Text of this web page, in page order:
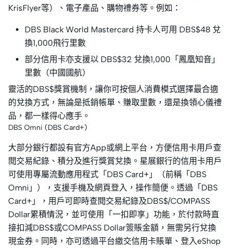
KrisFlyer等）、電子產品、購物禮券等。例如：
DBS Black World Mastercard 持卡人可用 DBS$48 兌
換1,000飛行里數
部分信用卡亦支援以 DBS$32 兌換1,000「鳳凰知音」
里數（中國國航）
靈活的DBS$獎賞機制，讓你可按個人消費模式選擇最合適
的兌換方式，無論是抵銷帳單、賺取里數，還是換領心儀禮
品，都一樣得心應手。
DBS Omni (DBS Card+)
大部分銀行都設有官方App或網上平台，方便信用卡用戶查
閱交易紀錄、積分及進行獎賞兌換。星展銀行的信用卡用戶
可使用專屬流動應用程式「DBS Card+」（前稱「DBS
Omni」），支援手機及網頁登入，操作簡便。透過「DBS
Card+」，用戶可即時查閱交易紀錄及DBS$/COMPASS
Dollar累積情況，並可使用「一扣即享」功能，於付款時直
接扣減DBS$或COMPASS Dollar簽賬金額，無需另行兌換
現金券。同時，亦可透過平台繳交信用卡賬單、登入eShop